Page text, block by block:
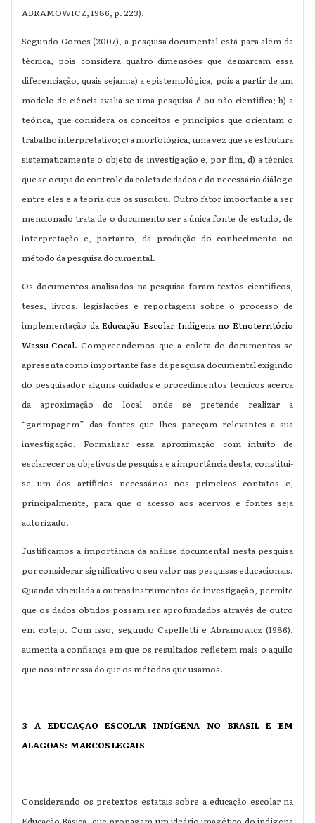
ABRAMOWICZ, 1986, p. 223).
Segundo Gomes (2007), a pesquisa documental está para além da
técnica, pois considera quatro dimensões que demarcam essa
diferenciação, quais sejam:a) a epistemológica, pois a partir de um
modelo de ciência avalia se uma pesquisa é ou não científica; b) a
teórica, que considera os conceitos e princípios que orientam o
trabalho interpretativo; c) a morfológica, uma vez que se estrutura
sistematicamente o objeto de investigação e, por fim, d) a técnica
que se ocupa do controle da coleta de dados e do necessário diálogo
entre eles e a teoria que os suscitou. Outro fator importante a ser
mencionado trata de o documento ser a única fonte de estudo, de
interpretação e, portanto, da produção do conhecimento no
método da pesquisa documental.
Os documentos analisados na pesquisa foram textos científicos,
teses, livros, legislações e reportagens sobre o processo de
implementação da Educação Escolar Indígena no Etnoterritório
Wassu-Cocal.Compreendemos que a coleta de documentos se
apresenta como importante fase da pesquisa documental exigindo
do pesquisador alguns cuidados e procedimentos técnicos acerca
da aproximação do local onde se pretende realizar a
“garimpagem” das fontes que lhes pareçam relevantes a sua
investigação. Formalizar essa aproximação com intuito de
esclarecer os objetivos de pesquisa e a importância desta, constitui-
se um dos artifícios necessários nos primeiros contatos e,
principalmente, para que o acesso aos acervos e fontes seja
autorizado.
Justificamos a importância da análise documental nesta pesquisa
por considerar significativo o seu valor nas pesquisas educacionais.
Quando vinculada a outros instrumentos de investigação, permite
que os dados obtidos possam ser aprofundados através de outro
em cotejo. Com isso, segundo Capelletti e Abramowicz (1986),
aumenta a confiança em que os resultados refletem mais o aquilo
que nos interessa do que os métodos que usamos.
3 A EDUCAÇÃO ESCOLAR INDÍGENA NO BRASIL E EM
ALAGOAS: MARCOS LEGAIS
Considerando os pretextos estatais sobre a educação escolar na